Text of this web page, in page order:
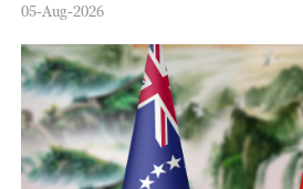
05-Aug-2026